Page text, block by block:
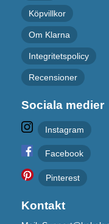
Köpvillkor
Om Klarna
Integritetspolicy
Recensioner
Sociala medier
Instagram
Facebook
Pinterest
Kontakt